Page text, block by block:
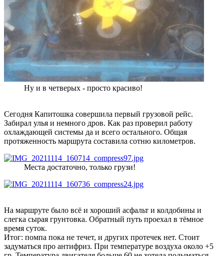
Ну и в четверых - просто красиво!
Сегодня Капитошка совершила первый грузовой рейс.
Забирал улья и немного дров. Как раз проверил работу
охлаждающей системы да и всего остального. Общая
протяженность маршрута составила сотню километров.
Места достаточно, только грузи!
На маршруте было всё и хороший асфальт и колдобины и
слегка сырая грунтовка. Обратный путь проехал в тёмное
время суток.
Итог: помпа пока не течет, и других протечек нет. Стоит
задуматься про антифриз. При температуре воздуха около +5